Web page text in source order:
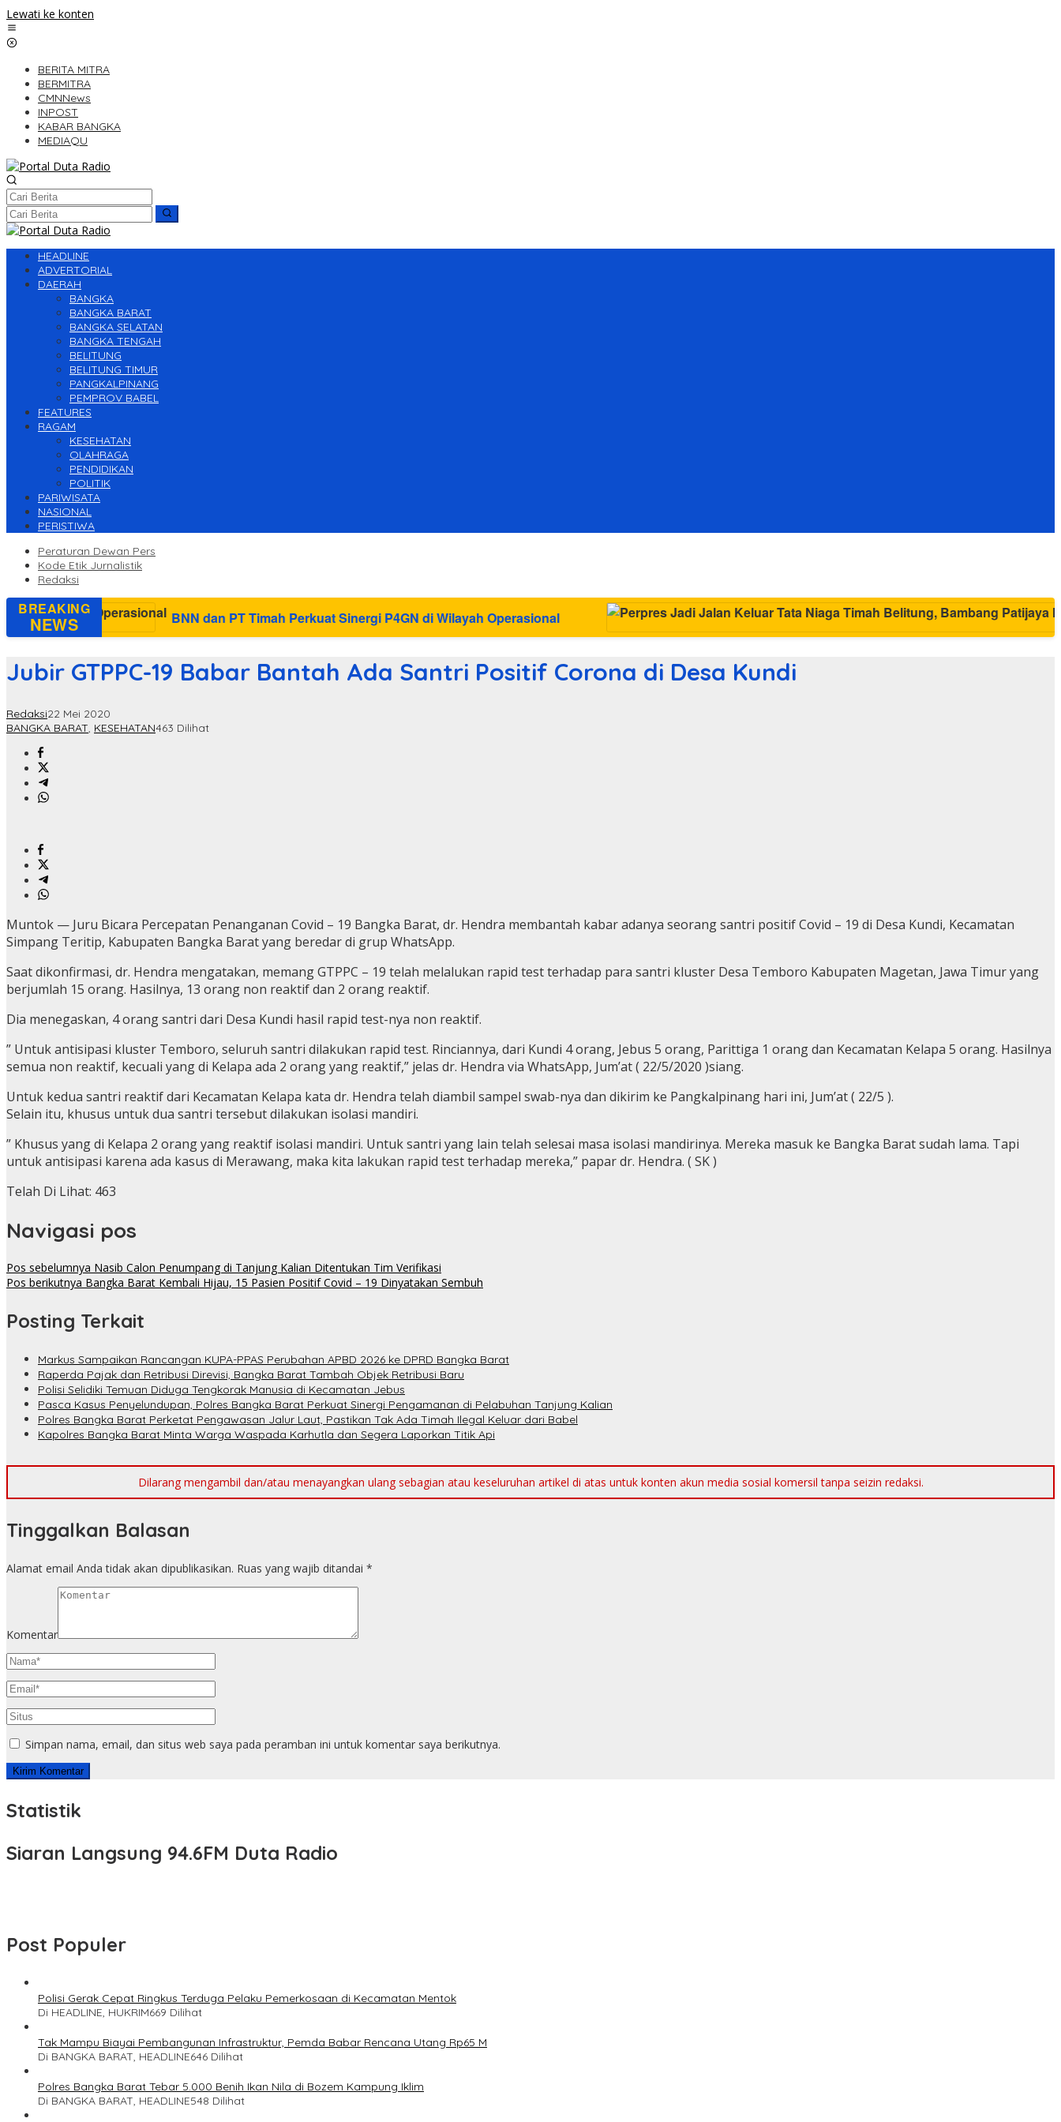
Lewati ke konten
BERITA MITRA
BERMITRA
CMNNews
INPOST
KABAR BANGKA
MEDIAQU
HEADLINE
ADVERTORIAL
DAERAH
BANGKA
BANGKA BARAT
BANGKA SELATAN
BANGKA TENGAH
BELITUNG
BELITUNG TIMUR
PANGKALPINANG
PEMPROV BABEL
FEATURES
RAGAM
KESEHATAN
OLAHRAGA
PENDIDIKAN
POLITIK
PARIWISATA
NASIONAL
PERISTIWA
Peraturan Dewan Pers
Kode Etik Jurnalistik
Redaksi
BREAKING
NEWS
BNN dan PT Timah Perkuat Sinergi P4GN di Wilayah Operasional
Jubir GTPPC-19 Babar Bantah Ada Santri Positif Corona di Desa Kundi
Redaksi22 Mei 2020
BANGKA BARAT, KESEHATAN463 Dilihat
Muntok — Juru Bicara Percepatan Penanganan Covid – 19 Bangka Barat, dr. Hendra membantah kabar adanya seorang santri positif Covid – 19 di Desa Kundi, Kecamatan
Simpang Teritip, Kabupaten Bangka Barat yang beredar di grup WhatsApp.
Saat dikonfirmasi, dr. Hendra mengatakan, memang GTPPC – 19 telah melalukan rapid test terhadap para santri kluster Desa Temboro Kabupaten Magetan, Jawa Timur yang
berjumlah 15 orang. Hasilnya, 13 orang non reaktif dan 2 orang reaktif.
Dia menegaskan, 4 orang santri dari Desa Kundi hasil rapid test-nya non reaktif.
” Untuk antisipasi kluster Temboro, seluruh santri dilakukan rapid test. Rinciannya, dari Kundi 4 orang, Jebus 5 orang, Parittiga 1 orang dan Kecamatan Kelapa 5 orang. Hasilnya
semua non reaktif, kecuali yang di Kelapa ada 2 orang yang reaktif,” jelas dr. Hendra via WhatsApp, Jum’at ( 22/5/2020 )siang.
Untuk kedua santri reaktif dari Kecamatan Kelapa kata dr. Hendra telah diambil sampel swab-nya dan dikirim ke Pangkalpinang hari ini, Jum’at ( 22/5 ).
Selain itu, khusus untuk dua santri tersebut dilakukan isolasi mandiri.
” Khusus yang di Kelapa 2 orang yang reaktif isolasi mandiri. Untuk santri yang lain telah selesai masa isolasi mandirinya. Mereka masuk ke Bangka Barat sudah lama. Tapi
untuk antisipasi karena ada kasus di Merawang, maka kita lakukan rapid test terhadap mereka,” papar dr. Hendra. ( SK )
Telah Di Lihat: 463
Navigasi pos
Pos sebelumnya Nasib Calon Penumpang di Tanjung Kalian Ditentukan Tim Verifikasi
Pos berikutnya Bangka Barat Kembali Hijau, 15 Pasien Positif Covid – 19 Dinyatakan Sembuh
Posting Terkait
Markus Sampaikan Rancangan KUPA-PPAS Perubahan APBD 2026 ke DPRD Bangka Barat
Raperda Pajak dan Retribusi Direvisi, Bangka Barat Tambah Objek Retribusi Baru
Polisi Selidiki Temuan Diduga Tengkorak Manusia di Kecamatan Jebus
Pasca Kasus Penyelundupan, Polres Bangka Barat Perkuat Sinergi Pengamanan di Pelabuhan Tanjung Kalian
Polres Bangka Barat Perketat Pengawasan Jalur Laut, Pastikan Tak Ada Timah Ilegal Keluar dari Babel
Kapolres Bangka Barat Minta Warga Waspada Karhutla dan Segera Laporkan Titik Api
Dilarang mengambil dan/atau menayangkan ulang sebagian atau keseluruhan artikel di atas untuk konten akun media sosial komersil tanpa seizin redaksi.
Tinggalkan Balasan
Alamat email Anda tidak akan dipublikasikan. Ruas yang wajib ditandai *
Komentar
Simpan nama, email, dan situs web saya pada peramban ini untuk komentar saya berikutnya.
Statistik
Siaran Langsung 94.6FM Duta Radio
Post Populer
Polisi Gerak Cepat Ringkus Terduga Pelaku Pemerkosaan di Kecamatan Mentok
Di HEADLINE, HUKRIM669 Dilihat
Tak Mampu Biayai Pembangunan Infrastruktur, Pemda Babar Rencana Utang Rp65 M
Di BANGKA BARAT, HEADLINE646 Dilihat
Polres Bangka Barat Tebar 5.000 Benih Ikan Nila di Bozem Kampung Iklim
Di BANGKA BARAT, HEADLINE548 Dilihat